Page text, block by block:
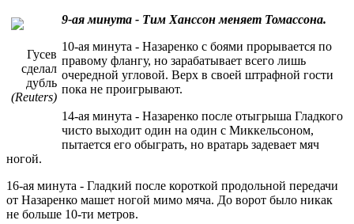
Гусев
сделал
дубль
(Reuters)
9-ая минута - Тим Ханссон меняет Томассона.
10-ая минута - Назаренко с боями прорывается по
правому флангу, но зарабатывает всего лишь
очередной угловой. Верх в своей штрафной гости
пока не проигрывают.
14-ая минута - Назаренко после отыгрыша Гладкого
чисто выходит один на один с Миккельсоном,
пытается его обыграть, но вратарь задевает мяч
ногой.
16-ая минута - Гладкий после короткой продольной передачи
от Назаренко машет ногой мимо мяча. До ворот было никак
не больше 10-ти метров.